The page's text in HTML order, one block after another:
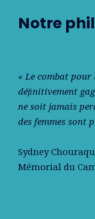
Notre
« Le combat
déﬁnitivement
ne soit jamais
des femmes sont
Sydney
Mémorial du